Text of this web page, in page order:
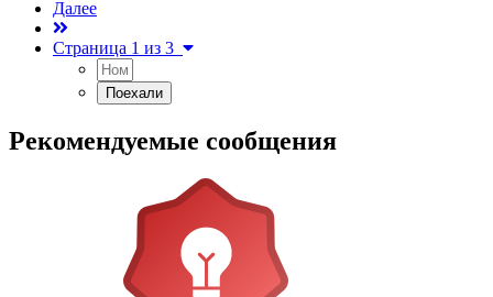
Далее
Страница 1 из 3
Рекомендуемые сообщения